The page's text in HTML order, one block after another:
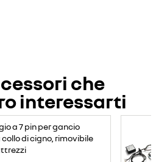
che
interessarti
a 7 pin per gancio
di cigno, rimovibile